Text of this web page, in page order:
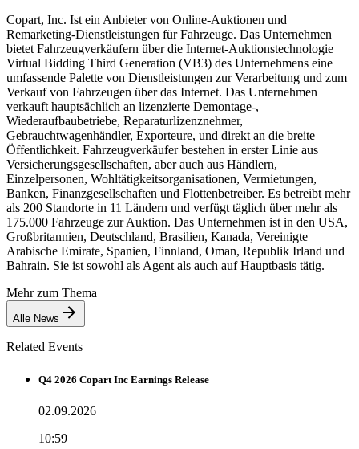
Copart, Inc. Ist ein Anbieter von Online-Auktionen und
Remarketing-Dienstleistungen für Fahrzeuge. Das Unternehmen
bietet Fahrzeugverkäufern über die Internet-Auktionstechnologie
Virtual Bidding Third Generation (VB3) des Unternehmens eine
umfassende Palette von Dienstleistungen zur Verarbeitung und zum
Verkauf von Fahrzeugen über das Internet. Das Unternehmen
verkauft hauptsächlich an lizenzierte Demontage-,
Wiederaufbaubetriebe, Reparaturlizenznehmer,
Gebrauchtwagenhändler, Exporteure, und direkt an die breite
Öffentlichkeit. Fahrzeugverkäufer bestehen in erster Linie aus
Versicherungsgesellschaften, aber auch aus Händlern,
Einzelpersonen, Wohltätigkeitsorganisationen, Vermietungen,
Banken, Finanzgesellschaften und Flottenbetreiber. Es betreibt mehr
als 200 Standorte in 11 Ländern und verfügt täglich über mehr als
175.000 Fahrzeuge zur Auktion. Das Unternehmen ist in den USA,
Großbritannien, Deutschland, Brasilien, Kanada, Vereinigte
Arabische Emirate, Spanien, Finnland, Oman, Republik Irland und
Bahrain. Sie ist sowohl als Agent als auch auf Hauptbasis tätig.
Mehr zum Thema
Alle News
Related Events
Q4 2026 Copart Inc Earnings Release
02.09.2026
10:59